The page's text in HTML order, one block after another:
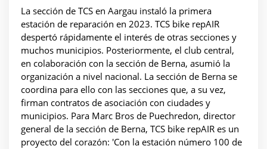
La sección de TCS en Aargau instaló la primera
estación de reparación en 2023. TCS bike repAIR
despertó rápidamente el interés de otras secciones y
muchos municipios. Posteriormente, el club central,
en colaboración con la sección de Berna, asumió la
organización a nivel nacional. La sección de Berna se
coordina para ello con las secciones que, a su vez,
firman contratos de asociación con ciudades y
municipios. Para Marc Bros de Puechredon, director
general de la sección de Berna, TCS bike repAIR es un
proyecto del corazón: 'Con la estación número 100 de